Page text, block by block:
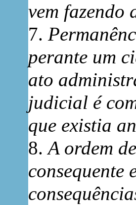
vem fazendo
7.
perante um
ato
judicial é
que existia
8.A ordem
consequente